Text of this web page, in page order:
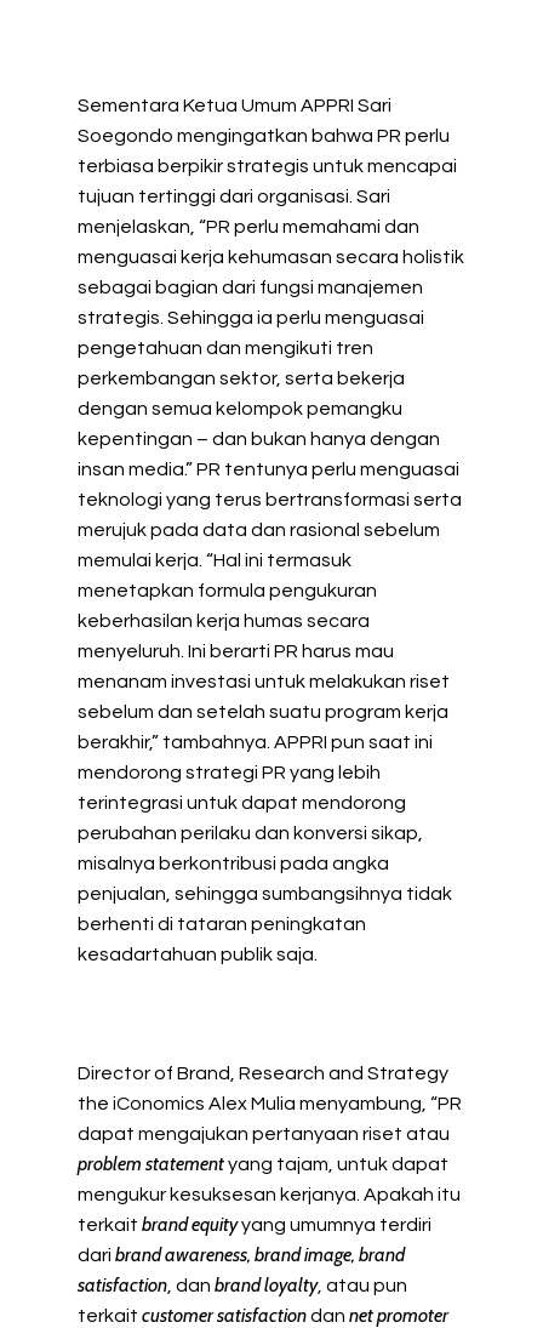
Sementara Ketua Umum APPRI Sari
Soegondo mengingatkan bahwa PR perlu
terbiasa berpikir strategis untuk mencapai
tujuan tertinggi dari organisasi. Sari
menjelaskan, “PR perlu memahami dan
menguasai kerja kehumasan secara holistik
sebagai bagian dari fungsi manajemen
strategis. Sehingga ia perlu menguasai
pengetahuan dan mengikuti tren
perkembangan sektor, serta bekerja
dengan semua kelompok pemangku
kepentingan – dan bukan hanya dengan
insan media.” PR tentunya perlu menguasai
teknologi yang terus bertransformasi serta
merujuk pada data dan rasional sebelum
memulai kerja. “Hal ini termasuk
menetapkan formula pengukuran
keberhasilan kerja humas secara
menyeluruh. Ini berarti PR harus mau
menanam investasi untuk melakukan riset
sebelum dan setelah suatu program kerja
berakhir,” tambahnya. APPRI pun saat ini
mendorong strategi PR yang lebih
terintegrasi untuk dapat mendorong
perubahan perilaku dan konversi sikap,
misalnya berkontribusi pada angka
penjualan, sehingga sumbangsihnya tidak
berhenti di tataran peningkatan
kesadartahuan publik saja.
Director of Brand, Research and Strategy
the iConomics Alex Mulia menyambung, “PR
dapat mengajukan pertanyaan riset atau
problem statementyang tajam, untuk dapat
mengukur kesuksesan kerjanya. Apakah itu
terkait brand equityyang umumnya terdiri
dari brand awareness, brand image, brand
satisfaction , dan brand loyalty, atau pun
terkait customer satisfactiondan net promoter